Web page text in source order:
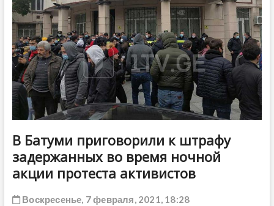
В Батуми приговорили к штрафу
задержанных во время ночной
акции протеста активистов
Воскресенье, 7 февраля, 2021, 18:28